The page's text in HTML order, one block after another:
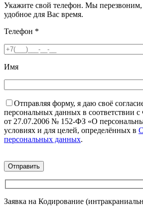
Укажите свой телефон. Мы
удобное для Вас время.
Телефон *
Имя
Отправляя форму, я даю своё
персональных данных в соответствии
от 27.07.2006 № 152-ФЗ «О
условиях и для целей, определённых в
персональных данных.
Заявка на Кодирование